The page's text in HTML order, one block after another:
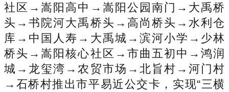
社区→嵩阳高中→嵩阳公园南门→大禹桥
头→书院河大禹桥头→高尚桥头→水利仓
库→中国人寿→大禹城→滨河小学→少林
桥头→嵩阳核心社区→市曲五初中→鸿润
城→龙玺湾→农贸市场→北旨村→河门村
→石桥村推出市平易近公交卡，实现“三横